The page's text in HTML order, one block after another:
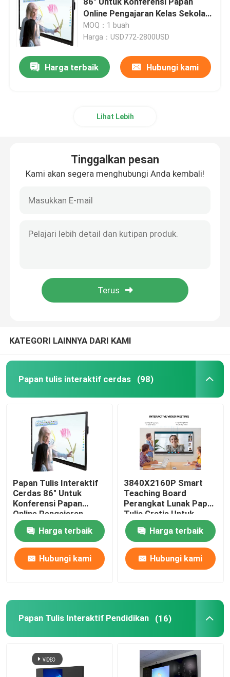
Papan Tulis Interaktif Elektronik
panel datar interaktif
Semua Dalam Satu Layar Sentuh PC
Meja Layar Sentuh Interaktif
Online Pengajaran Kelas Sekolah
Dengan Windows Mac
MOQ：1 buah
Harga：USD772-2800USD
Harga terbaik Hubungi kami
Lihat Lebih
Tinggalkan pesan
Kami akan segera menghubungi Anda kembali!
KATEGORI LAINNYA DARI KAMI
Papan tulis interaktif cerdas (98)
Papan Tulis Interaktif
Cerdas 86" Untuk
Konferensi Papan
Online Pengajaran
Kelas Sekolah Dengan
Windows Mac
Harga terbaik
Hubungi kami
3840X2160P Smart
Teaching Board
Perangkat Lunak Papan
Tulis Gratis Untuk
Kelas Windows Mac
Android iOSHarga terbaik
Hubungi kami
Papan Tulis Interaktif Pendidikan (16)